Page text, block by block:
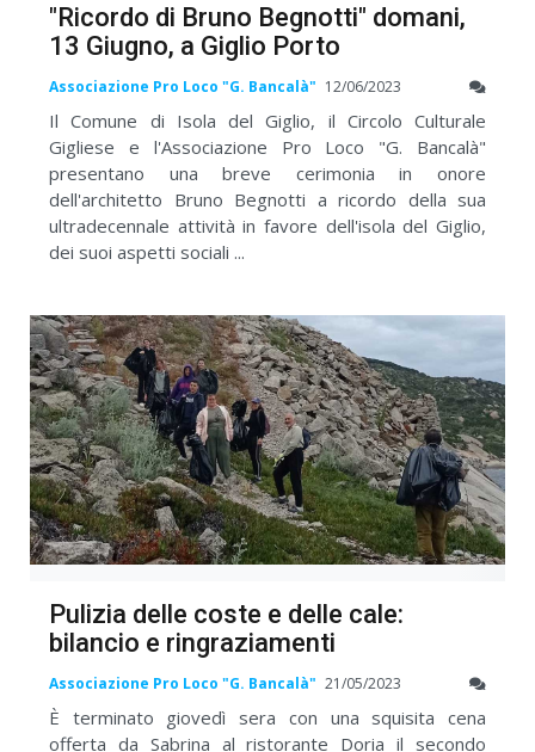
"Ricordo di Bruno Begnotti" domani,
13 Giugno, a Giglio Porto
Associazione Pro Loco "G. Bancalà" 12/06/2023
Il Comune di Isola del Giglio, il Circolo Culturale
Gigliese e l'Associazione Pro Loco "G. Bancalà"
presentano una breve cerimonia in onore
dell'architetto Bruno Begnotti a ricordo della sua
ultradecennale attività in favore dell'isola del Giglio,
dei suoi aspetti sociali ...
Pulizia delle coste e delle cale:
bilancio e ringraziamenti
Associazione Pro Loco "G. Bancalà" 21/05/2023
È terminato giovedì sera con una squisita cena
offerta da Sabrina al ristorante Doria il secondo